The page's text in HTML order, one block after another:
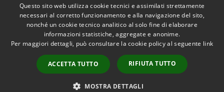
RSS
Accessibilità
Privacy
Mappa del sito
Dichiarazione di
accessibilità• Copyright ©
2021 • Comune di Mirano
• Powered by
Municipium•
Accesso
redazione
Questo sito web utilizza cookie tecnici e assimilati strettamente
necessari al corretto funzionamento e alla navigazione del sito,
nonché un cookie tecnico analitico al solo fine di elaborare
informazioni statistiche, aggregate e anonime.
Per maggiori dettagli, può consultare la cookie policy al seguente link
ACCETTA TUTTO RIFIUTA TUTTO
MOSTRA DETTAGLI